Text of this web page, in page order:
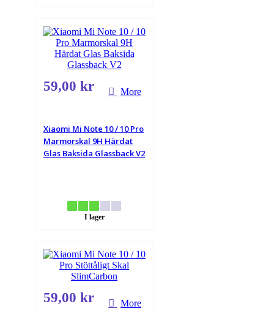
59,00 kr More
Xiaomi Mi Note 10 / 10 Pro
Marmorskal 9H Härdat
Glas Baksida Glassback V2
I lager
59,00 kr More